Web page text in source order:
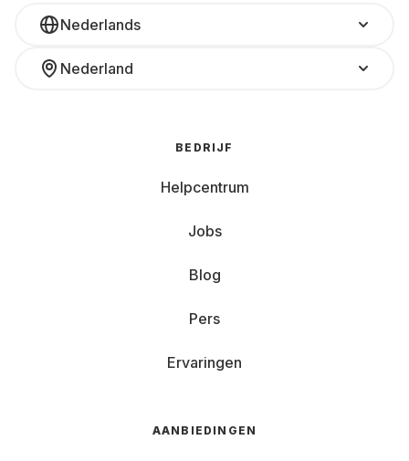
Nederlands
Nederland
BEDRIJF
Helpcentrum
Jobs
Blog
Pers
Ervaringen
AANBIEDINGEN